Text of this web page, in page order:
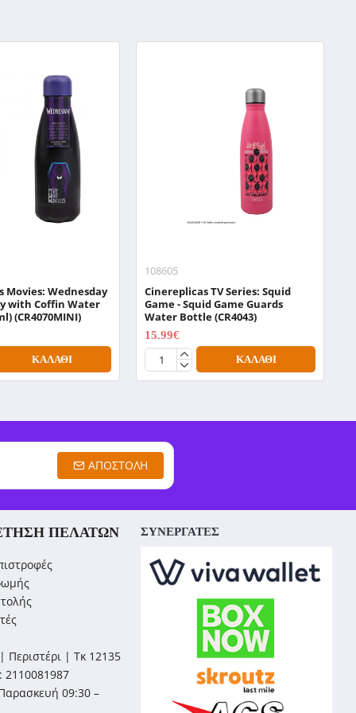
Movies: Wednesday
with Coffin Water
(CR4070MINI)
ΚΑΛΆΘΙ
108605
Cinereplicas TV Series: Squid
Game - Squid Game Guards
Water Bottle (CR4043)
15.99€
ΚΑΛΆΘΙ
ΑΠΟΣΤΟΛΉ
ΠΕΛΑΤΏΝ
Περιστέρι | Τκ 12135
2110081987
09:30 –
ΣΥΝΕΡΓΑΤΕΣ